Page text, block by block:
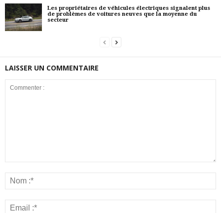
Les propriétaires de véhicules électriques signalent plus
de problèmes de voitures neuves que la moyenne du
secteur
LAISSER UN COMMENTAIRE